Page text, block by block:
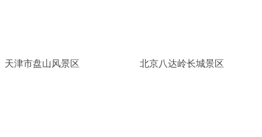
天津市盘山风景区 北京八达岭长城景区